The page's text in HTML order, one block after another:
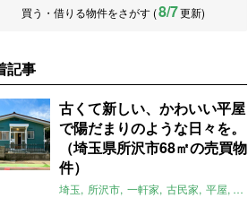
買う・借りる物件をさがす (8/7更新)
記事
古くて新しい、かわいい平屋
で陽だまりのような日々を。
（埼玉県所沢市68㎡の売買物
件）
埼玉 所沢市 一軒家 古民家 平屋 庭